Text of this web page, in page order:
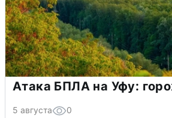
Атака БПЛА на Уфу:
5 августа 0